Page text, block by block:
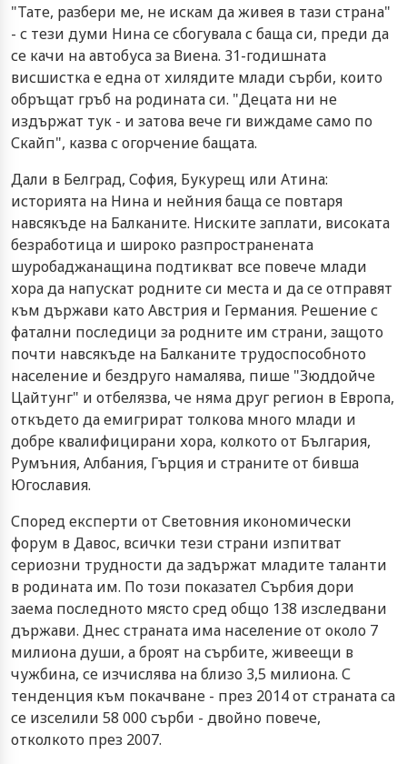
"Тате, разбери ме, не искам да живея в тази страна"
- с тези думи Нина се сбогувала с баща си, преди да
се качи на автобуса за Виена. 31-годишната
висшистка е една от хилядите млади сърби, които
обръщат гръб на родината си. "Децата ни не
издържат тук - и затова вече ги виждаме само по
Скайп", казва с огорчение бащата.
Дали в Белград, София, Букурещ или Атина:
историята на Нина и нейния баща се повтаря
навсякъде на Балканите. Ниските заплати, високата
безработица и широко разпространената
шуробаджанащина подтикват все повече млади
хора да напускат родните си места и да се отправят
към държави като Австрия и Германия. Решение с
фатални последици за родните им страни, защото
почти навсякъде на Балканите трудоспособното
население и бездруго намалява, пише "Зюддойче
Цайтунг" и отбелязва, че няма друг регион в Европа,
откъдето да емигрират толкова много млади и
добре квалифицирани хора, колкото от България,
Румъния, Албания, Гърция и страните от бивша
Югославия.
Според експерти от Световния икономически
форум в Давос, всички тези страни изпитват
сериозни трудности да задържат младите таланти
в родината им. По този показател Сърбия дори
заема последното място сред общо 138 изследвани
държави. Днес страната има население от около 7
милиона души, а броят на сърбите, живеещи в
чужбина, се изчислява на близо 3,5 милиона. С
тенденция към покачване - през 2014 от страната са
се изселили 58 000 сърби - двойно повече,
отколкото през 2007.